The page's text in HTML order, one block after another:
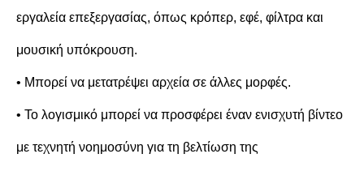
εργαλεία επεξεργασίας, όπως κρόπερ, εφέ, φίλτρα και
μουσική υπόκρουση.
• Μπορεί να μετατρέψει αρχεία σε άλλες μορφές.
• Το λογισμικό μπορεί να προσφέρει έναν ενισχυτή βίντεο
με τεχνητή νοημοσύνη για τη βελτίωση της